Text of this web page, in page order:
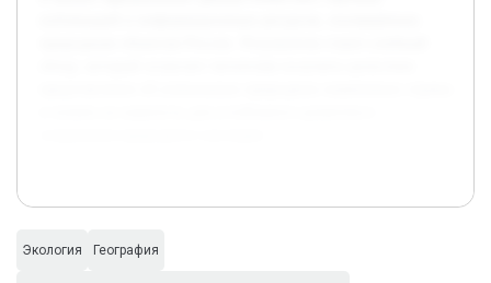
Экология География